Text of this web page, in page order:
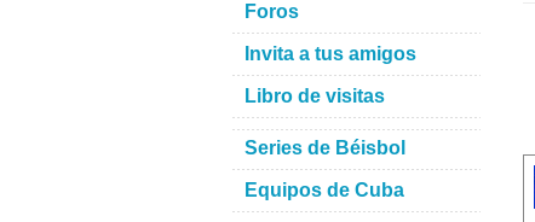
Foros
Invita a tus amigos
Libro de visitas
Series de Béisbol
Equipos de Cuba